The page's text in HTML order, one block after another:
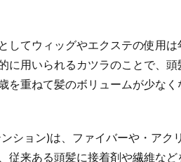
してウィッグやエクステの使用
に用いられるカツラのことで、
を重ねて髪のボリュームが少な
ション)は、ファイバーや・アク
従来ある頭髪に接着剤や繊維など